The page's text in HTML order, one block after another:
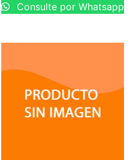
Consulte por Whatsapp